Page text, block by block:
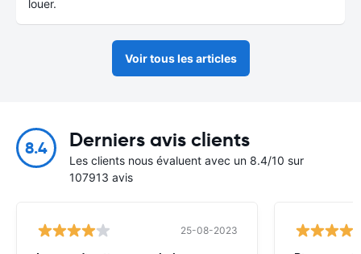
louer.
Voir tous les articles
8.4 Derniers avis clients
Les clients nous évaluent avec un 8.4/10 sur
107913 avis
25-08-2023